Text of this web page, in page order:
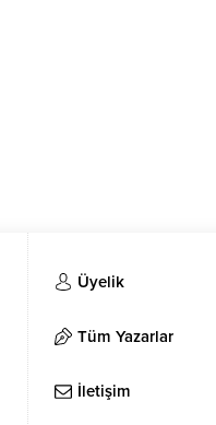
Üyelik
Tüm Yazarlar
İletişim